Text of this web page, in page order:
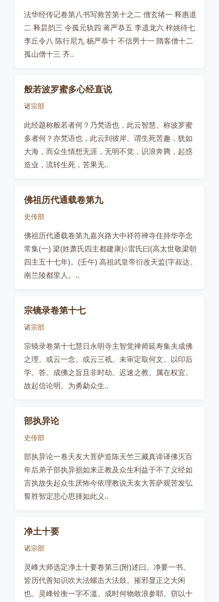
法华经传记卷第八书写救苦第十之二 僧玄绪一 释惠道
二 释昙韵三 令孤元轨四 蒋严恭五 李遗龙六 梓姚待七
李丘令八 陈行尼九 杨严恭十 不信男十一 隋客僧十二
孤山僧十三 齐..
般若波罗蜜多心经直说
诸宗部
此经题称般若者何？乃梵语也，此云智慧。称波罗蜜
多者何？亦梵语也，此云到彼岸。谓生死苦趣，犹如
大海，而众生情想无涯，无明不觉，识浪奔腾，起惑
造业，流转生死，苦果无..
佛祖历代通载卷第九
史传部
佛祖历代通载卷第九嘉兴路大中祥符禅寺住持华亭念
常集(一) 梁(姓萧氏四主都建康)○雷氏曰(高太世敬梁朝
四主五十七年)。(壬午) 高祖武皇帝衍改天监(字叔达。
南兰陵都里人。..
宗镜录卷第十七
诸宗部
宗镜录卷第十七慧日永明寺主智觉禅师延寿集夫成佛
之理。或云一念。或云三祇。未审定取何文。以印后
学。答。成佛之旨且非时劫。迟速之教。属在权宜。
故起信论明。为勇勐众生..
部执异论
史传部
部执异论一卷天友大菩萨造陈天竺三藏真谛译佛灭百
年后弟子部执异损如来正教及众生利益于不了义经如
言执故失起众生厌怖今依理教说天友大菩萨观苦发弘
誓胜智定悲心思择如此义..
净土十要
诸宗部
灵峰大师选定净土十要卷第三(附)述曰。净要一书。
皆历代善知识吹大法螺击大法鼓。摧邪显正之大闲
也。灵峰铨衡一字不滥。成时何物敢浪参耶。窃以十